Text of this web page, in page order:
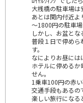
大桟橋の駐車場は
あとは関内付近
～1800円の駐車場
しかし、お盆と
普段１日で停めら
す。
なによりお昼には
ホテルに停める
せん。
1乗車100円の赤
交通手段もあるの
楽しい旅行にな